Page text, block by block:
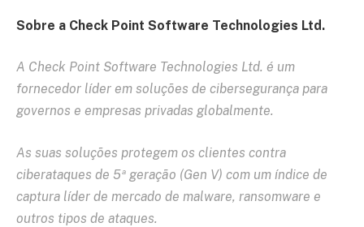
Sobre a Check Point Software Technologies Ltd.
A Check Point Software Technologies Ltd. é um
fornecedor líder em soluções de cibersegurança para
governos e empresas privadas globalmente.
As suas soluções protegem os clientes contra
ciberataques de 5ª geração (Gen V) com um índice de
captura líder de mercado de malware, ransomware e
outros tipos de ataques.